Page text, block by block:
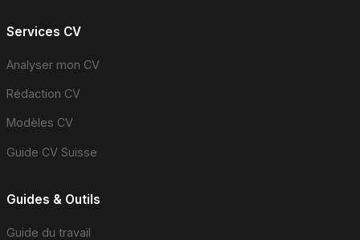
Services CV
Analyser mon CV
Rédaction CV
Modèles CV
Guide CV Suisse
Guides & Outils
Guide du travail